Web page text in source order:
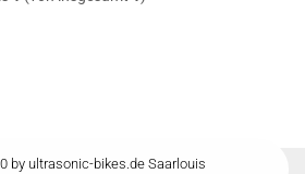
by ultrasonic-bikes.de Saarlouis